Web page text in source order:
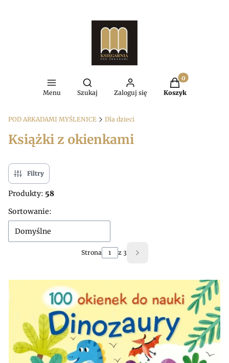
Menu
Otwórz wyszukiwarkę
Szukaj Zaloguj się
Produkty w
Koszyk
POD ARKADAMI MYŚLENICE Dla dzieci
Książki z okienkami
Filtry
Produkty: 58
Lista produktów
Sortowanie:
Domyślne
Strona z 3 Następne produkty